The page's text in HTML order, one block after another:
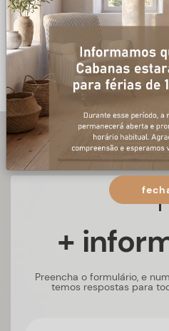
+
Preencha o formulário, e
temos respostas para